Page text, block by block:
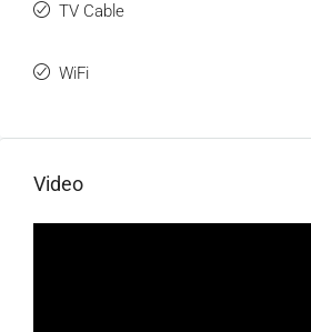
TV Cable
WiFi
Video